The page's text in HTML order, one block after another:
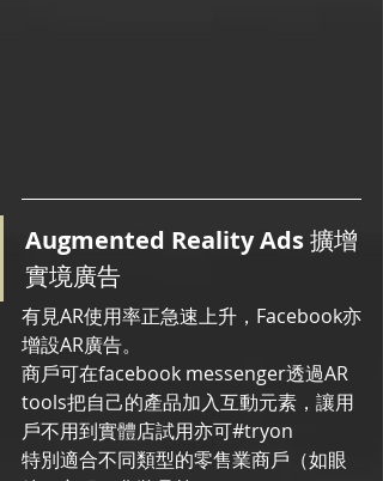
Augmented Reality Ads 擴增
實境廣告
有見AR使用率正急速上升，Facebook亦
增設AR廣告。
商戶可在facebook messenger透過AR
tools把自己的產品加入互動元素，讓用
戶不用到實體店試用亦可#tryon
特別適合不同類型的零售業商戶（如眼